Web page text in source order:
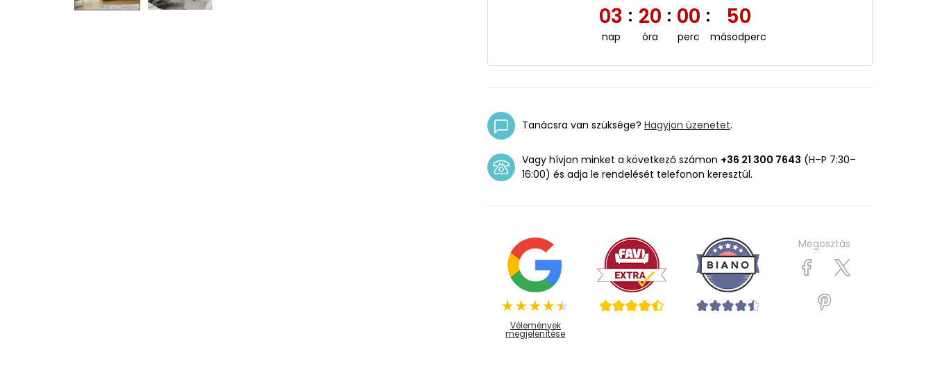
03
nap
: 20
óra
: 00
perc
: 49
másodperc
Tanácsra van szüksége? Hagyjon üzenetet.
Vagy hívjon minket a következő számon +36 21 300 7643 (H–P 7:30–
16:00) és adja le rendelését telefonon keresztül.
Vélemények
megjelenítése
Megosztás